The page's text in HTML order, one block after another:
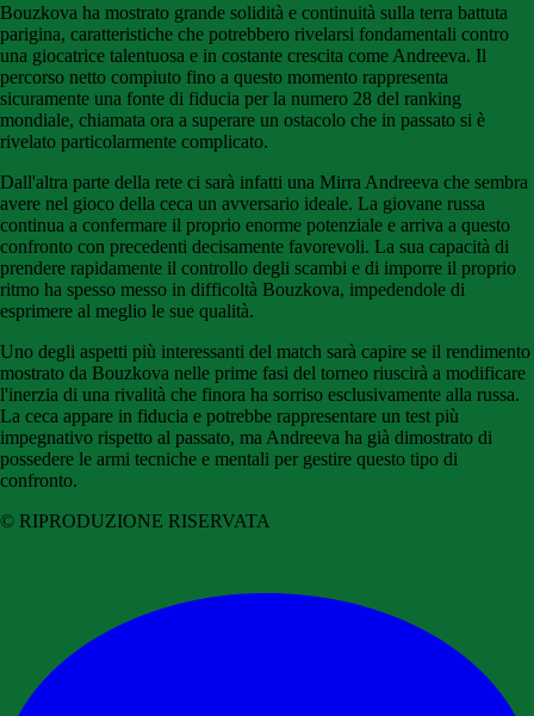
Bouzkova ha mostrato grande solidità e continuità sulla terra battuta
parigina, caratteristiche che potrebbero rivelarsi fondamentali contro
una giocatrice talentuosa e in costante crescita come Andreeva. Il
percorso netto compiuto fino a questo momento rappresenta
sicuramente una fonte di fiducia per la numero 28 del ranking
mondiale, chiamata ora a superare un ostacolo che in passato si è
rivelato particolarmente complicato.
Dall'altra parte della rete ci sarà infatti una Mirra Andreeva che sembra
avere nel gioco della ceca un avversario ideale. La giovane russa
continua a confermare il proprio enorme potenziale e arriva a questo
confronto con precedenti decisamente favorevoli. La sua capacità di
prendere rapidamente il controllo degli scambi e di imporre il proprio
ritmo ha spesso messo in difficoltà Bouzkova, impedendole di
esprimere al meglio le sue qualità.
Uno degli aspetti più interessanti del match sarà capire se il rendimento
mostrato da Bouzkova nelle prime fasi del torneo riuscirà a modificare
l'inerzia di una rivalità che finora ha sorriso esclusivamente alla russa.
La ceca appare in fiducia e potrebbe rappresentare un test più
impegnativo rispetto al passato, ma Andreeva ha già dimostrato di
possedere le armi tecniche e mentali per gestire questo tipo di
confronto.
© RIPRODUZIONE RISERVATA